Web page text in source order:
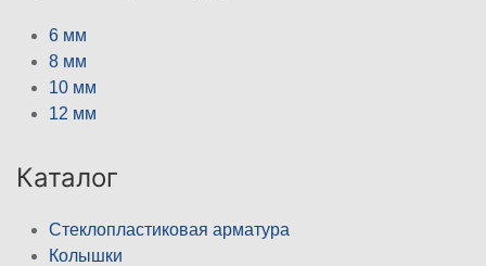
6 мм
8 мм
10 мм
12 мм
Каталог
Стеклопластиковая арматура
Колышки